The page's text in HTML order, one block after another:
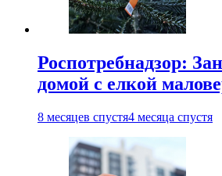
Роспотребнадзор:
домой с елкой
8 месяцев спустя4 месяца спустя